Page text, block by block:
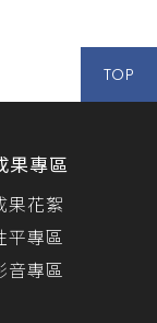
TOP
果專區
果花絮
平專區
音專區